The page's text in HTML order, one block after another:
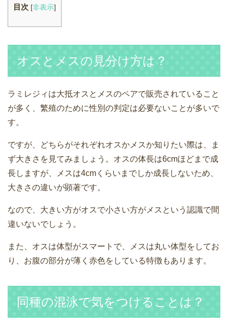
目次 [非表示]
オスとメスの見分け方は？
ラミレジィは大抵オスとメスのペアで販売されていること
が多く、繁殖のために性別の判定は必要ないことが多いで
す。
ですが、どちらがそれぞれオスかメスか知りたい際は、ま
ず大きさを見てみましょう。オスの体長は6cmほどまで成
長しますが、メスは4cmくらいまでしか成長しないため、
大きさの違いが顕著です。
なので、大きい方がオスで小さい方がメスという認識で間
違いないでしょう。
また、オスは体型がスマートで、メスは丸い体型をしてお
り、お腹の部分が薄く赤色をしている特徴もあります。
同種の混泳で気をつけることは？